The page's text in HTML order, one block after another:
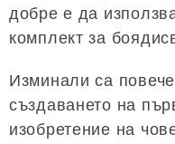
добре е да
комплект за
Изминали са
създаването на
изобретение на